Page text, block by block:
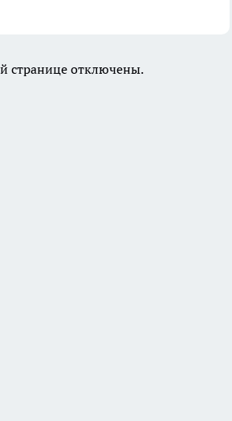
странице отключены.